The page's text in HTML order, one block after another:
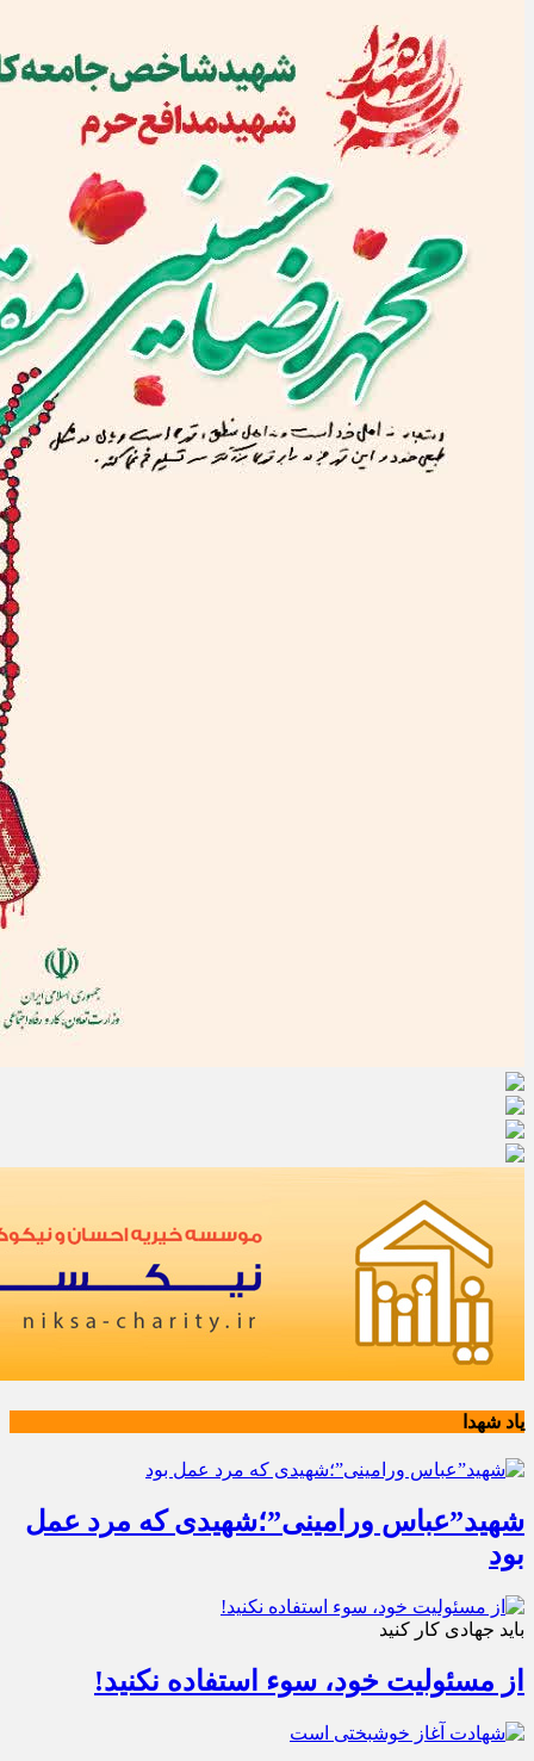
یاد شهدا
شهید”عباس ورامینی”؛شهیدی که مرد عمل
بود
باید جهادی کار کنید
از مسئولیت خود، سوء استفاده نکنید!